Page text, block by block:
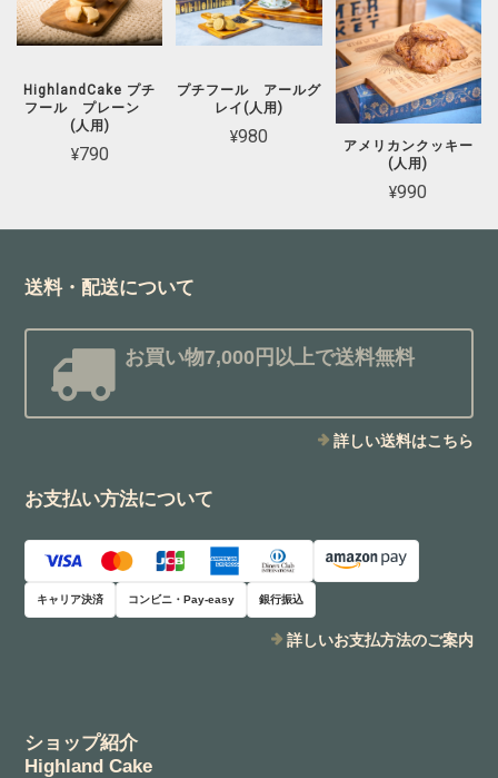
HighlandCake プチ
フール プレーン
(人用)
¥790
プチフール アールグ
レイ(人用)
¥980
アメリカンクッキー
(人用)
¥990
送料・配送について
お買い物7,000円以上で送料無料
詳しい送料はこちら
お支払い方法について
キャリア決済 コンビニ・Pay-easy 銀行振込
詳しいお支払方法のご案内
ショップ紹介
Highland Cake